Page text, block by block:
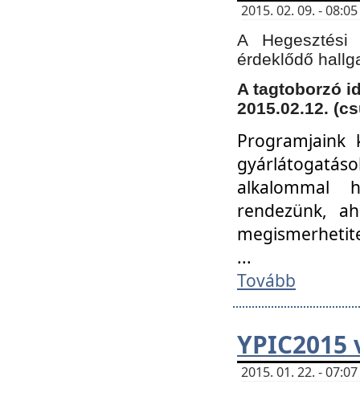
2015. 02. 09. -
A
érdeklődő
A tagtoborzó
2015.02.12.
Programjaink
alkalommal
rendezünk,
...
Tovább
YPIC2015
2015. 01. 22. -